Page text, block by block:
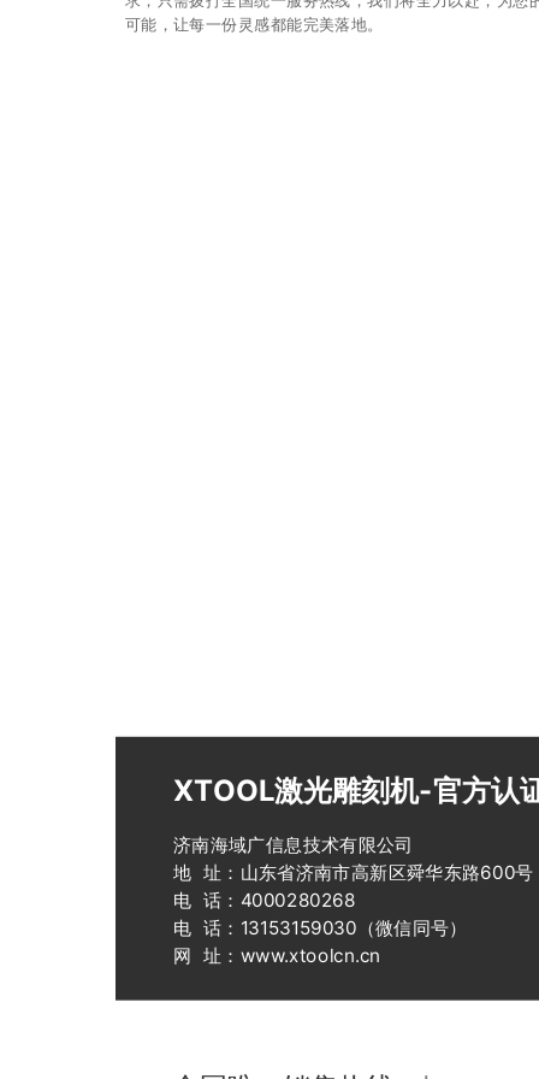
可能，让每一份灵感都能完美落地。
XTOOL激光雕刻机-官方认
济南海域广信息技术有限公司
地 址：山东省济南市高新区舜华东路600号
电 话：4000280268
电 话：13153159030（微信同号）
网 址：www.xtoolcn.cn